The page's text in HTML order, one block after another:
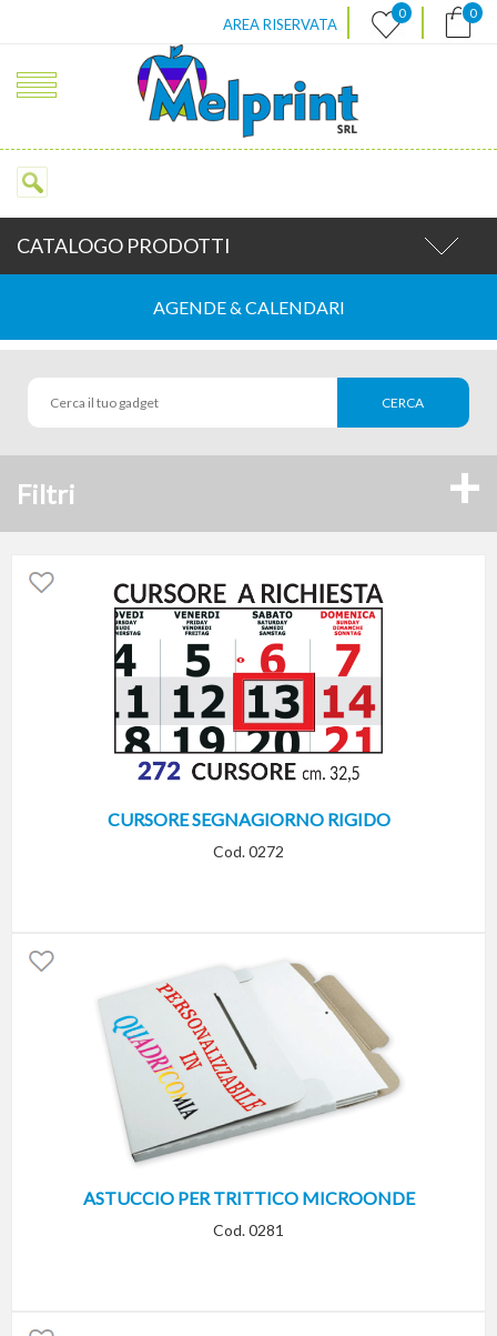
AREA RISERVATA | 0 | 0
CATALOGO PRODOTTI
AGENDE & CALENDARI
Filtri +
CURSORE SEGNAGIORNO RIGIDO
Cod. 0272
ASTUCCIO PER TRITTICO MICROONDE
Cod. 0281